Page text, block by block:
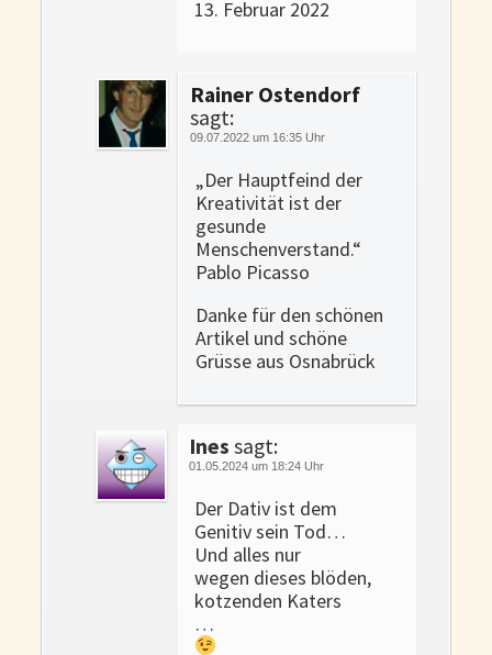
13. Februar 2022
Rainer Ostendorf
sagt:
09.07.2022 um 16:35 Uhr
„Der Hauptfeind der
Kreativität ist der
gesunde
Menschenverstand.“
Pablo Picasso
Danke für den schönen
Artikel und schöne
Grüsse aus Osnabrück
Ines sagt:
01.05.2024 um 18:24 Uhr
Der Dativ ist dem
Genitiv sein Tod…
Und alles nur
wegen dieses blöden,
kotzenden Katers
…